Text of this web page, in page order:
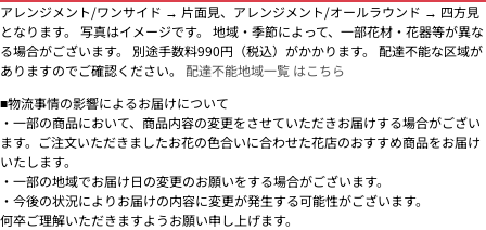
アレンジメント/ワンサイド → 片面見、アレンジメント/オールラウンド → 四方見
となります。 写真はイメージです。 地域・季節によって、一部花材・花器等が異な
る場合がございます。 別途手数料990円（税込）がかかります。 配達不能な区域が
ありますのでご確認ください。 配達不能地域一覧 はこちら
■物流事情の影響によるお届けについて
・一部の商品において、商品内容の変更をさせていただきお届けする場合がござい
ます。ご注文いただきましたお花の色合いに合わせた花店のおすすめ商品をお届け
いたします。
・一部の地域でお届け日の変更のお願いをする場合がございます。
・今後の状況によりお届けの内容に変更が発生する可能性がございます。
何卒ご理解いただきますようお願い申し上げます。